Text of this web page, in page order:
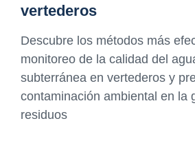
vertederos
Descubre los métodos más
monitoreo de la calidad del
subterránea en vertederos y
contaminación ambiental en la
residuos